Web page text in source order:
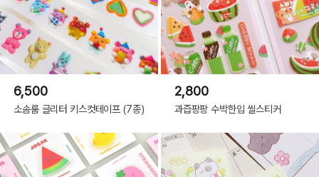
6,500
소솜룸 글리터 키스컷테이프 (7종)
2,800
과즙팡팡 수박한입 씰스티커